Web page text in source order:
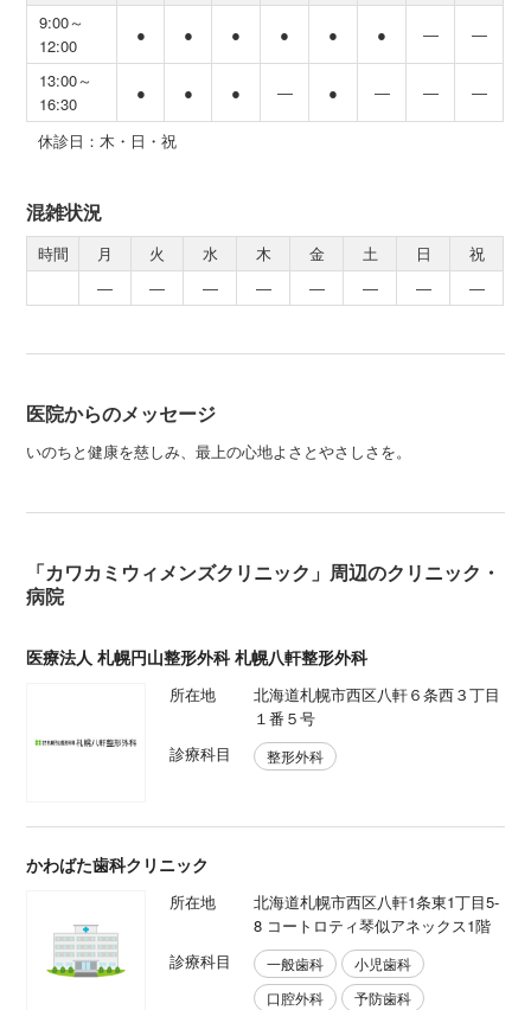
9:00～
12:00
● ● ● ● ● ● ― ―
13:00～
16:30
● ● ● ― ● ― ― ―
休診日：木・日・祝
混雑状況
時間 月 火 水 木 金 土 日
祝
―
― ― ― ― ― ― ―
医院からのメッセージ
いのちと健康を慈しみ、最上の心地よさとやさしさを。
「カワカミウィメンズクリニック」周辺のクリニック・
病院
医療法人 札幌円山整形外科 札幌八軒整形外科
所在地
北海道札幌市西区八軒６条西３丁目
１番５号
診療科目
整形外科
かわばた歯科クリニック
所在地
北海道札幌市西区八軒1条東1丁目5-
8 コートロティ琴似アネックス1階
診療科目
一般歯科
小児歯科
口腔外科
予防歯科